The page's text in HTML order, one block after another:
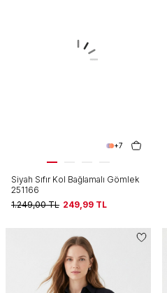
+7
Siyah Sıfır Kol Bağlamalı Gömlek
251166
1.249,00TL 249,99 TL